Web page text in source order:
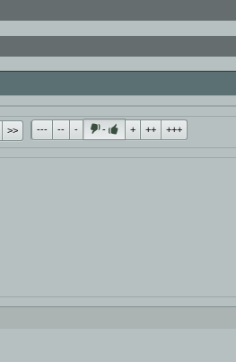
>> --- -- - - + ++ +++